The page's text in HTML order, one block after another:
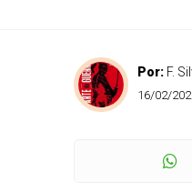
Por: F.
16/02/